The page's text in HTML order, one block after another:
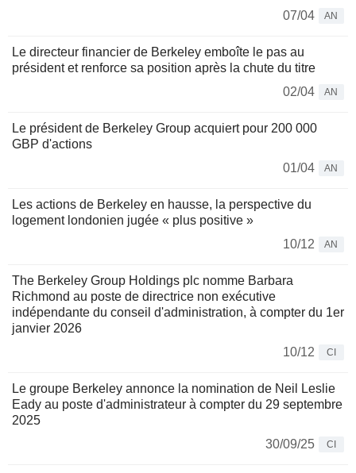
07/04
AN
Le directeur financier de Berkeley emboîte le pas au
président et renforce sa position après la chute du titre
02/04
AN
Le président de Berkeley Group acquiert pour 200 000
GBP d'actions
01/04
AN
Les actions de Berkeley en hausse, la perspective du
logement londonien jugée « plus positive »
10/12
AN
The Berkeley Group Holdings plc nomme Barbara
Richmond au poste de directrice non exécutive
indépendante du conseil d'administration, à compter du 1er
janvier 2026
10/12
CI
Le groupe Berkeley annonce la nomination de Neil Leslie
Eady au poste d'administrateur à compter du 29 septembre
2025
30/09/25
CI